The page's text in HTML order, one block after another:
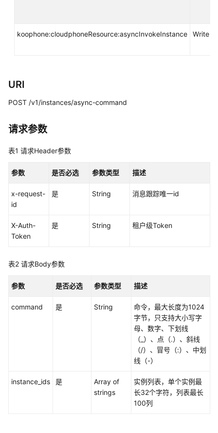
使
API
览
何
理
SyncCommand
koophone:cloudphoneResource:asyncInvokeInstance Write
URI
POST /v1/instances/async-command
请求参数
表1 请求Header参数
参数 是否必选 参数类型 描述
x-request-
id
是 String 消息跟踪唯一id
X-Auth-
Token
是 String 租户级Token
表2 请求Body参数
参数 是否必选 参数类型 描述
command 是 String
命令，最大长度为1024
字节，只支持大小写字
母、数字、下划线
（_）、点（.）、斜线
（/）、冒号（:）、中划
线（-）
instance_ids 是
Array of
strings
实例列表，单个实例最
长32个字符，列表最长
100列